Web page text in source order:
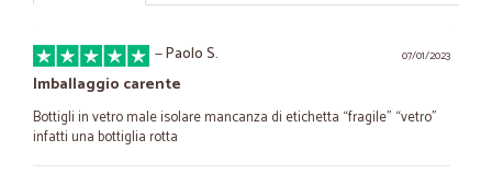
07/01/2023
—Paolo S.
Imballaggio carente
Bottigli in vetro male isolare mancanza di etichetta “fragile” “vetro”
infatti una bottiglia rotta